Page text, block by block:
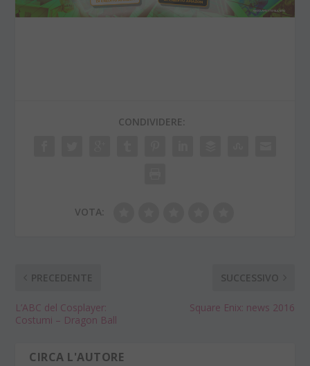
CONDIVIDERE:
VOTA:
PRECEDENTE
L’ABC del Cosplayer:
Costumi – Dragon Ball
SUCCESSIVO
Square Enix: news 2016
CIRCA L'AUTORE